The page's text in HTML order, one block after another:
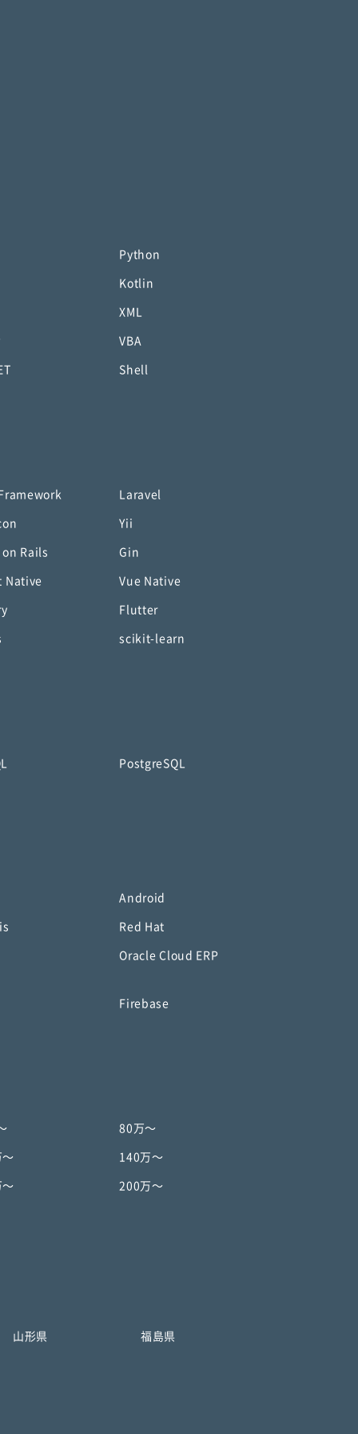
Python
Kotlin
XML
VBA
Shell
Laravel
Yii
on Rails Gin
Native Vue Native
Flutter
scikit-learn
PostgreSQL
Android
Red Hat
Oracle Cloud ERP
Firebase
80万〜
〜 140万〜
〜 200万〜
山形県 福島県